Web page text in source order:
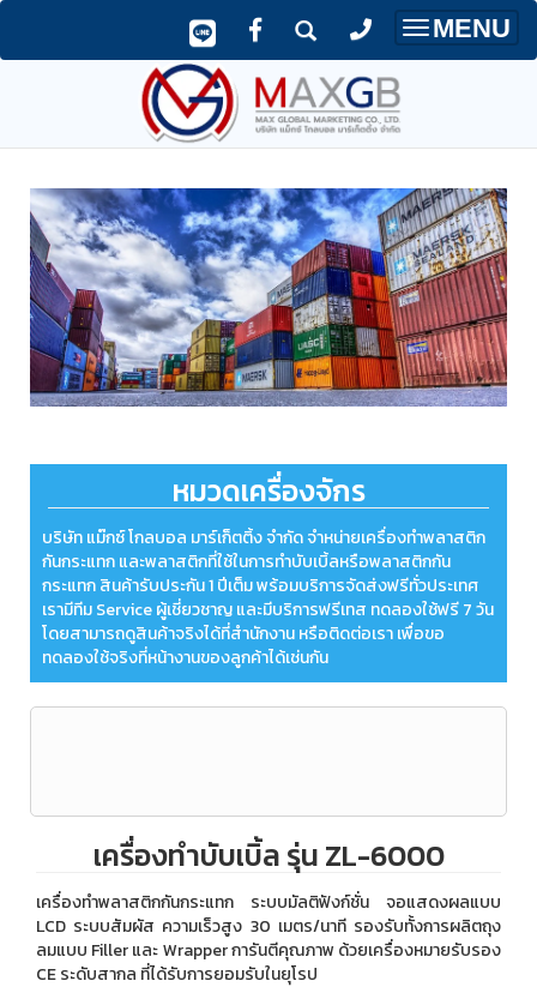
Toggle
MENU
หมวดเครื่องจักร
บริษัท แม๊กซ์ โกลบอล มาร์เก็ตติ้ง จำกัด จำหน่ายเครื่องทำพลาสติก
กันกระแทก และพลาสติกที่ใช้ในการทำบับเบิ้ลหรือพลาสติกกัน
กระแทก สินค้ารับประกัน 1 ปีเต็ม พร้อมบริการจัดส่งฟรีทั่วประเทศ
เรามีทีม Service ผู้เชี่ยวชาญ และมีบริการฟรีเทส ทดลองใช้ฟรี 7 วัน
โดยสามารถดูสินค้าจริงได้ที่สำนักงาน หรือติดต่อเรา เพื่อขอ
ทดลองใช้จริงที่หน้างานของลูกค้าได้เช่นกัน
เครื่องทำบับเบิ้ล รุ่น ZL-6000
เครื่องทำพลาสติกกันกระแทก ระบบมัลติฟังก์ชั่น จอแสดงผลแบบ
LCD ระบบสัมผัส ความเร็วสูง 30 เมตร/นาที รองรับทั้งการผลิตถุง
ลมแบบ Filler และ Wrapper การันตีคุณภาพ ด้วยเครื่องหมายรับรอง
CE ระดับสากล ที่ได้รับการยอมรับในยุโรป